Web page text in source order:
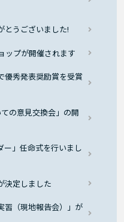
とうございました!
ップが開催されます
優秀発表奨励賞を受賞
ての意見交換会」の開
ー」任命式を行いまし
決定しました
習（現地報告会）」が